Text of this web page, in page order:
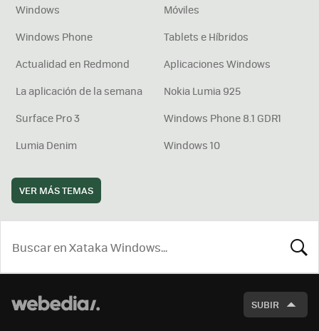
Windows
Móviles
Windows Phone
Tablets e Híbridos
Actualidad en Redmond
Aplicaciones Windows
La aplicación de la semana
Nokia Lumia 925
Surface Pro 3
Windows Phone 8.1 GDR1
Lumia Denim
Windows 10
VER MÁS TEMAS
SUBIR